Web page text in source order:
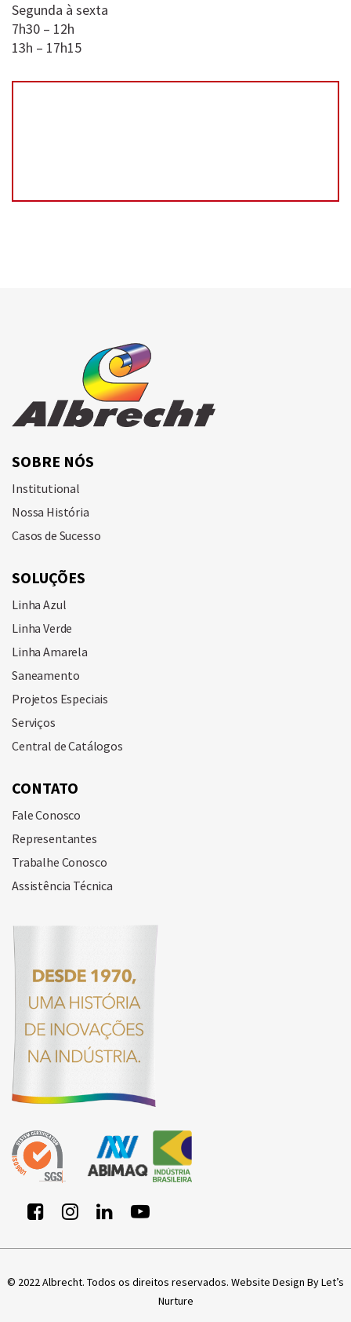
Segunda à sexta
7h30 – 12h
13h – 17h15
SOBRE NÓS
Institutional
Nossa História
Casos de Sucesso
SOLUÇÕES
Linha Azul
Linha Verde
Linha Amarela
Saneamento
Projetos Especiais
Serviços
Central de Catálogos
CONTATO
Fale Conosco
Representantes
Trabalhe Conosco
Assistência Técnica
© 2022 Albrecht. Todos os direitos reservados. Website Design By Let’s
Nurture